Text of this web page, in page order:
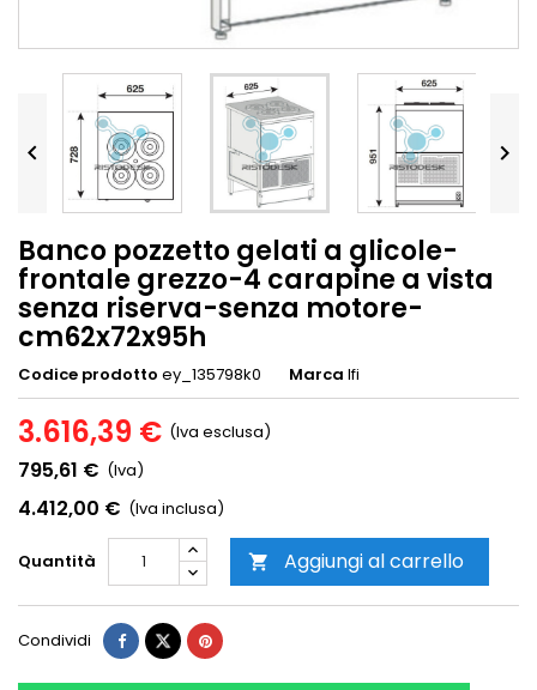
 
Banco pozzetto gelati a glicole-
frontale grezzo-4 carapine a vista
senza riserva-senza motore-
cm62x72x95h
Codice prodotto ey_135798k0 Marca Ifi
3.616,39 € (Iva esclusa)
795,61 € (Iva)
4.412,00 € (Iva inclusa)
Quantità  Aggiungi al carrello
Condividi